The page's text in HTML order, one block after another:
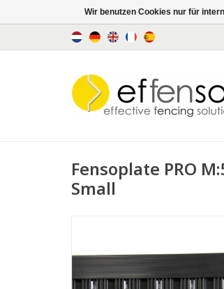
Fensoplate PRO
Small
Wir benutzen Cookies nur für